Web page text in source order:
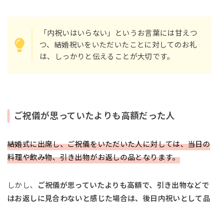
「内祝いはいらない」というお言葉には甘えつ
つ、結婚祝いをいただいたことに対してのお礼
は、しっかりと伝えることが大切です。
ご祝儀が思っていたよりも高額だった人
結婚式に出席し、ご祝儀をいただいた人に対しては、当日の
料理や飲み物、引き出物がお返しの品となります。
しかし、
ご祝儀が思っていたよりも高額で、引き出物などで
はお返しに見合わないと感じた場合は、後日内祝いとして品